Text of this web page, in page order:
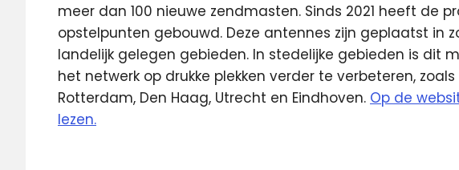
meer dan 100 nieuwe zendmasten. Sinds 2021 heeft de
opstelpunten gebouwd. Deze antennes zijn geplaatst in
landelijk gelegen gebieden. In stedelijke gebieden is dit
het netwerk op drukke plekken verder te verbeteren,
Rotterdam, Den Haag, Utrecht en Eindhoven. Op de
lezen.